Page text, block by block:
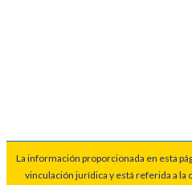
La información proporcionada en esta
vinculación jurídica y está referida a la